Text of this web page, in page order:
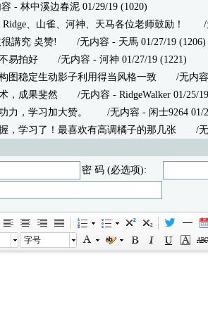
林中溪边春泥 01/29/19 (1020)
、山雀、河神、天马各位老师鼓励！
/无
講究 奌赞!
/无内容 - 天馬 01/27/19 (1206)
易拍好 /无内容 - 河神 01/27/19 (1221)
图稳定生动影子利用得当风格一致 /无内容 -
，成果斐然 /无内容 - RidgeWalker 01/25/
力，学习加大赞。
/无内容 - 闲士9264 01/
，学习了！最喜欢有高调橘子的那几张 /无内
密 码 (必选项):
字号